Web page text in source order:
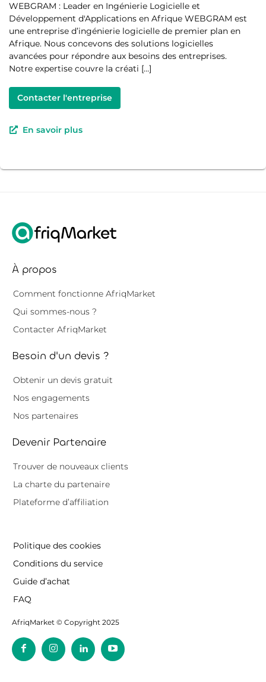
WEBGRAM : Leader en Ingénierie Logicielle et
Développement d'Applications en Afrique WEBGRAM est
une entreprise d’ingénierie logicielle de premier plan en
Afrique. Nous concevons des solutions logicielles
avancées pour répondre aux besoins des entreprises.
Notre expertise couvre la créati […]
Contacter l'entreprise
En savoir plus
À propos
Comment fonctionne AfriqMarket
Qui sommes-nous ?
Contacter AfriqMarket
Besoin d'un devis ?
Obtenir un devis gratuit
Nos engagements
Nos partenaires
Devenir Partenaire
Trouver de nouveaux clients
La charte du partenaire
Plateforme d’affiliation
Politique des cookies
Conditions du service
Guide d’achat
FAQ
AfriqMarket © Copyright 2025